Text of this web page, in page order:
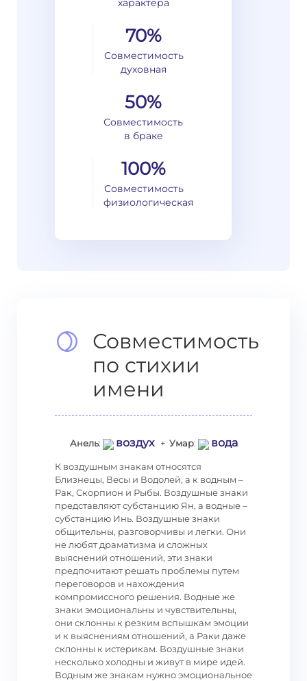
характера
70%
Совместимость
духовная
50%
Совместимость
в браке
100%
Совместимость
физиологическая
Совместимость
по стихии
имени
Анель: воздух+ Умар: вода
К воздушным знакам относятся
Близнецы, Весы и Водолей, а к водным –
Рак, Скорпион и Рыбы. Воздушные знаки
представляют субстанцию Ян, а водные –
субстанцию Инь. Воздушные знаки
общительны, разговорчивы и легки. Они
не любят драматизма и сложных
выяснений отношений, эти знаки
предпочитают решать проблемы путем
переговоров и нахождения
компромиссного решения. Водные же
знаки эмоциональны и чувствительны,
они склонны к резким вспышкам эмоции
и к выяснениям отношений, а Раки даже
склонны к истерикам. Воздушные знаки
несколько холодны и живут в мире идей.
Водным же знакам нужно эмоциональное